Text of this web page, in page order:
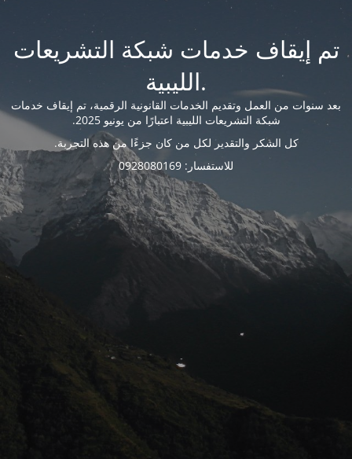
تم إيقاف خدمات شبكة التشريعات
الليبية.
بعد سنوات من العمل وتقديم الخدمات القانونية الرقمية، تم إيقاف خدمات
شبكة التشريعات الليبية اعتبارًا من يونيو 2025.
كل الشكر والتقدير لكل من كان جزءًا من هذه التجربة.
للاستفسار: 0928080169